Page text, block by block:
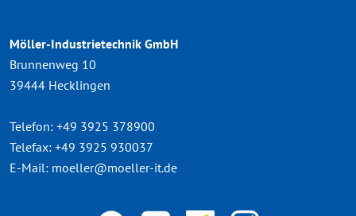
Möller-Industrietechnik GmbH
Brunnenweg 10
39444 Hecklingen
Telefon: +49 3925 378900
Telefax: +49 3925 930037
E-Mail: moeller@moeller-it.de